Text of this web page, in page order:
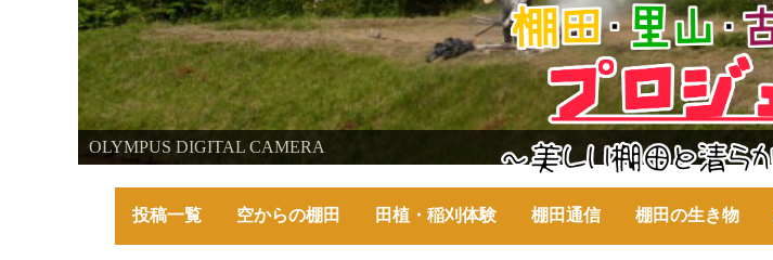
OLYMPUS DIGITAL CAMERA
OLYMPUS DIGITAL CAMERA
棚田・里山・古代米・鮒プロジェクト
投稿一覧 空からの棚田 田植・稲刈体験 棚田通信 棚田の生き物